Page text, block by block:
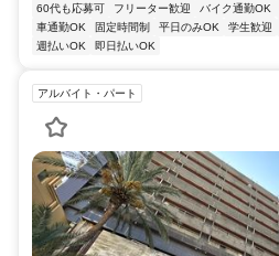
60代も応募可
フリーター歓迎 バイク通勤OK
車通勤OK
固定時間制 平日のみOK 学生歓迎
週払いOK
即日払いOK
アルバイト・パート